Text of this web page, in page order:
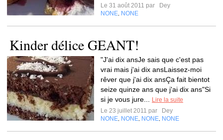
Le 31 août 2011 par
Dey
NONE NONE
Kinder délice GEANT!
"J'ai dix ansJe sais que c'est pas
vrai mais j'ai dix ansLaissez-moi
rêver que j'ai dix ansÇa fait bientot
seize quinze ans que j'ai dix ans"Si
si je vous jure...
Lire la suite
Le 23 juillet 2011 par
Dey
NONE NONE NONE NONE